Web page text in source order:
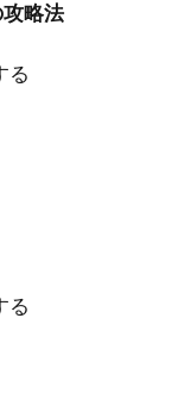
略法
る
る